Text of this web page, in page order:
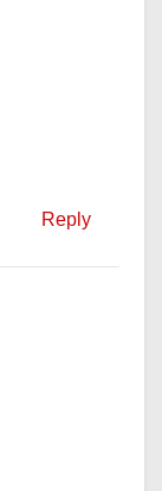
Reply